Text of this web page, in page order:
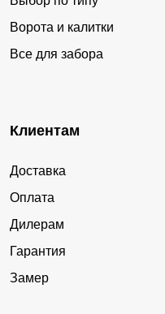
Ворота и калитки
Все для забора
Клиентам
Доставка
Оплата
Дилерам
Гарантия
Замер